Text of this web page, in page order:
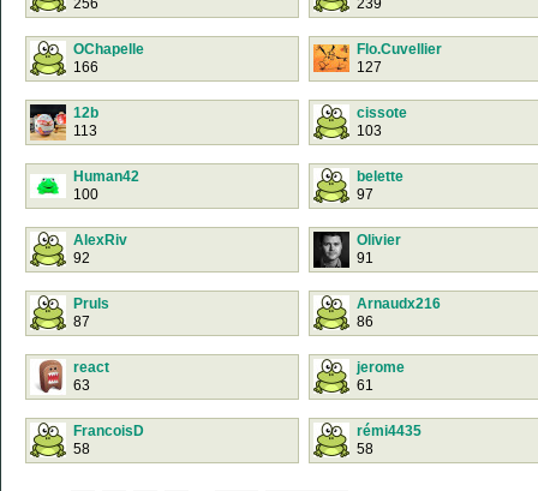
256
239
OChapelle
166
Flo.Cuvellier
127
12b
113
cissote
103
Human42
100
belette
97
AlexRiv
92
Olivier
91
Pruls
87
Arnaudx216
86
react
63
jerome
61
FrancoisD
58
rémi4435
58